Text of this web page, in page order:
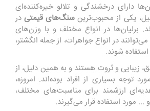
دارای درخشندگی و تلالو خیره‌کننده‌ای
یکی از محبوب‌ترین سنگ‌های قیمتیدر
برلیان‌ها در انواع مختلف و با وزن‌های
در انواع جواهرات، از جمله انگشتر،
استفاده شوند.
زیبایی و ثروت هستند و به همین دلیل، از
توجه بسیاری از افراد بوده‌اند. امروزه،
ارزشمند برای مناسبت‌های مختلف،
... مورد استفاده قرار می‌گیرند.